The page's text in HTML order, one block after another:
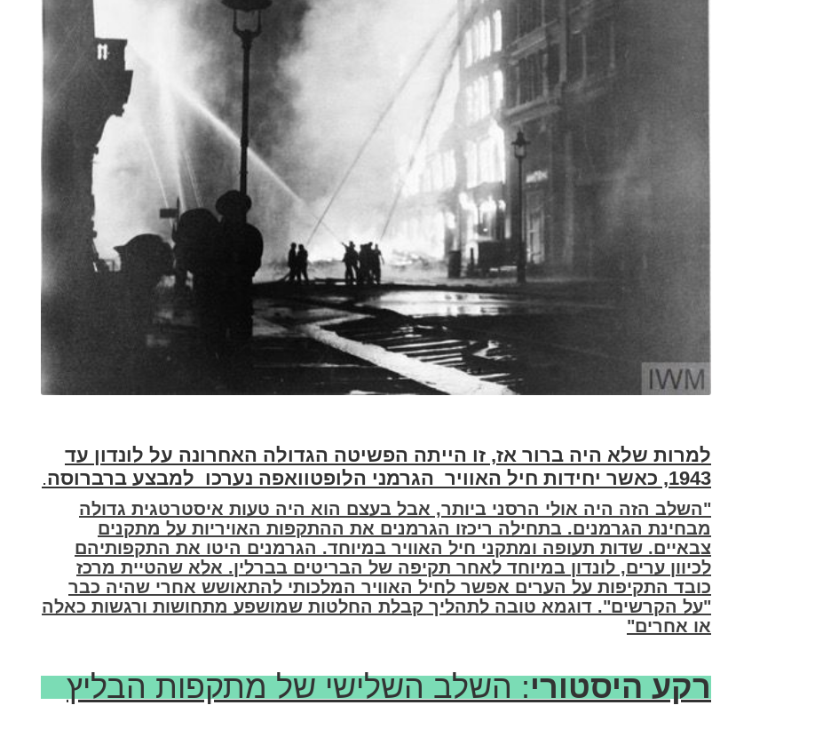
למרות שלא היה ברור אז, זו הייתה הפשיטה הגדולה האחרונה על לונדון עד
1943, כאשר יחידות חיל האוויר הגרמני הלופטוואפה נערכו למבצע ברברוסה
.
"השלב הזה היה אולי הרסני ביותר, אבל בעצם הוא היה טעות איסטרטגית גדולה
מבחינת הגרמנים. בתחילה ריכזו הגרמנים את ההתקפות האויריות על מתקנים
צבאיים. שדות תעופה ומתקני חיל האוויר במיוחד. הגרמנים היטו את התקפותיהם
לכיוון ערים, לונדון במיוחד לאחר תקיפה של הבריטים בברלין. אלא שהטיית מרכז
כובד התקיפות על הערים אפשר לחיל האוויר המלכותי להתאושש אחרי שהיה כבר
"על הקרשים". דוגמא טובה לתהליך קבלת החלטות שמושפע מתחושות ורגשות כאלה
או אחרים"
רקע היסטורי: השלב השלישי של מתקפות הבליץ